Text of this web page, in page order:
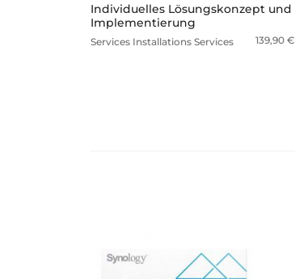
Individuelles Lösungskonzept und
Implementierung
Services Installations Services 139,90 €